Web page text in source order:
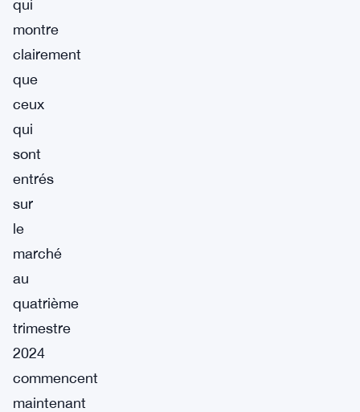
qui
montre
clairement
que
ceux
qui
sont
entrés
sur
le
marché
au
quatrième
trimestre
2024
commencent
maintenant